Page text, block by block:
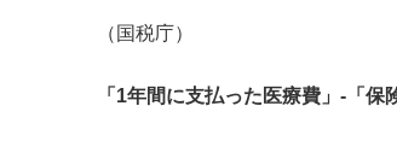
（国税庁）
「1年間に支払った医療費」-「